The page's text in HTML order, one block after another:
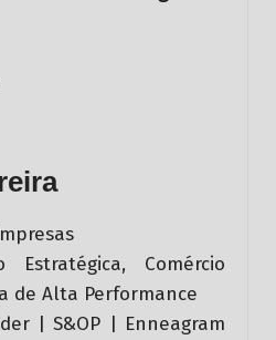
Estratégica, Comércio
de Alta Performance
| S&OP | Enneagram